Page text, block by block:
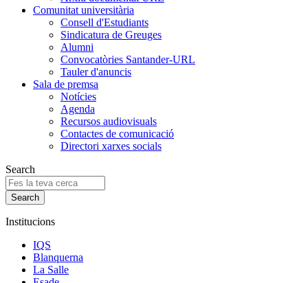
Comunitat universitària
Consell d'Estudiants
Sindicatura de Greuges
Alumni
Convocatòries Santander-URL
Tauler d'anuncis
Sala de premsa
Notícies
Agenda
Recursos audiovisuals
Contactes de comunicació
Directori xarxes socials
Search
Institucions
IQS
Blanquerna
La Salle